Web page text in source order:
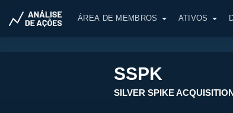
ÁREA DE MEMBROS ATIVOS
SSPK
SILVER SPIKE